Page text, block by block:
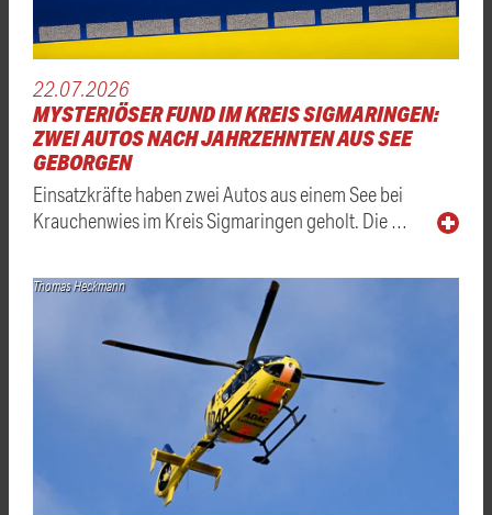
22.07.2026
MYSTERIÖSER FUND IM KREIS SIGMARINGEN:
ZWEI AUTOS NACH JAHRZEHNTEN AUS SEE
GEBORGEN
Einsatzkräfte haben zwei Autos aus einem See bei
Krauchenwies im Kreis Sigmaringen geholt. Die …
Thomas Heckmann